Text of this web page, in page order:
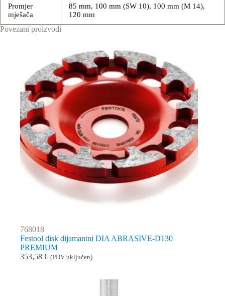
Promjer
mješača
85 mm, 100 mm (SW 10), 100 mm (M 14),
120 mm
Povezani proizvodi
768018
Festool disk dijamantni DIA ABRASIVE-D130
PREMIUM
353,58 € (PDV uključen)